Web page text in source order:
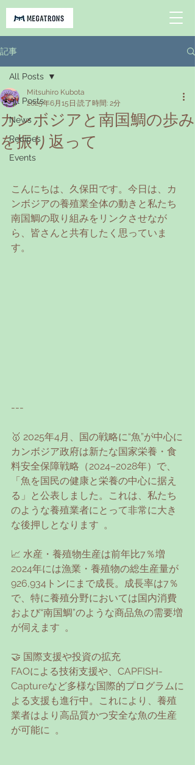
記事
All Posts
News
Recipes
Events
All Posts
カンボジアと南国鯛の歩み
を振り返って
Mitsuhiro Kubota
2025年6月15日 読了時間: 2分
こんにちは、久保田です。今日は、カ
ンボジアの養殖業全体の動きと私たち
南国鯛の取り組みをリンクさせなが
ら、皆さんと共有したく思っていま
す。
---
🥇 2025年4月、国の戦略に“魚”が中心に
カンボジア政府は新たな国家栄養・食
料安全保障戦略（2024–2028年）で、
「魚を国民の健康と栄養の中心に据え
る」と公表しました。これは、私たち
のような養殖業者にとって非常に大き
な後押しとなります  。
📈 水産・養殖物生産は前年比7％増
2024年には漁業・養殖物の総生産量が
926,934トンにまで成長。成長率は7％
で、特に養殖分野においては国内消費
および“南国鯛”のような商品魚の需要増
が伺えます  。
🤝 国際支援や投資の拡充
FAOによる技術支援や、CAPFISH-
Captureなど多様な国際的プログラムに
よる支援も進行中。これにより、養殖
業者はより高品質かつ安全な魚の生産
が可能に  。